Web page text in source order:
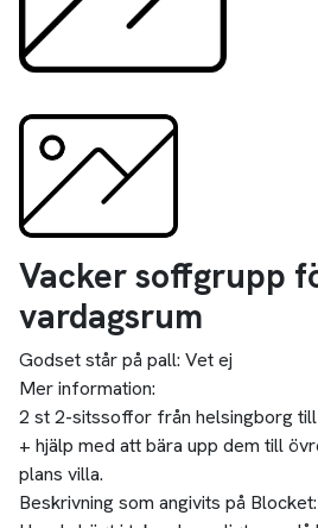
Vacker soffgrupp
vardagsrum
Godset står på pall: Vet ej
Mer information:
2 st 2-sitssoffor från helsingborg
+ hjälp med att bära upp dem till
plans villa.
Beskrivning som angivits på Blocket: